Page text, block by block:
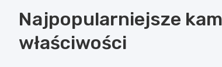
Najpopularniejsze
właściwości